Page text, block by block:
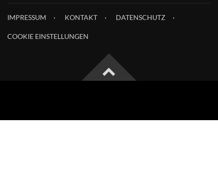
IMPRESSUM KONTAKT DATENSCHUTZ
COOKIE EINSTELLUNGEN